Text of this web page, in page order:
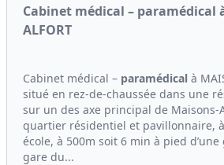
Cabinet médical – paramédical
ALFORT
Cabinet médical – paramédical à
situé en rez-de-chaussée dans une
sur un des axe principal de Maisons-
quartier résidentiel et pavillonnaire,
école, à 500m soit 6 min à pied d’une
gare du...